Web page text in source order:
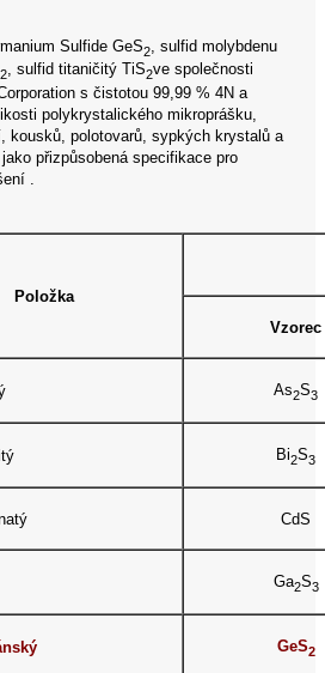
Sulfide GeS2
, sulfid molybdenu
2, sulfid titaničitý TiS2ve společnosti
s čistotou 99,99 % 4N a
polykrystalického mikroprášku,
kousků, polotovarů, sypkých krystalů a
přizpůsobená specifikace pro
.
Položka
Vzorec
As2S3
Bi2S3
CdS
Ga2S3
GeS2